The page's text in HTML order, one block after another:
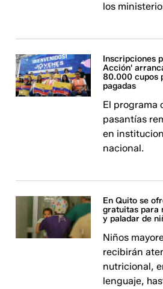
los
Inscripciones
Acción'
80.000 cupos
pagadas
El programa
pasantías
en
nacional.
En Quito se
gratuitas para
y paladar de
Niños
recibirán
nutricional,
lenguaje,